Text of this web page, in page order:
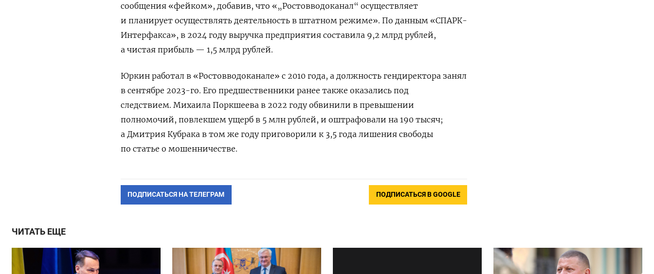
сообщения «фейком», добавив, что «„Ростовводоканал“ осуществляет
и планирует осуществлять деятельность в штатном режиме». По данным «СПАРК-
Интерфакса», в 2024 году выручка предприятия составила 9,2 млрд рублей,
а чистая прибыль — 1,5 млрд рублей.
Юркин работал в «Ростовводоканале» с 2010 года, а должность гендиректора занял
в сентябре 2023-го. Его предшественники ранее также оказались под
следствием. Михаила Поркшеева в 2022 году обвинили в превышении
полномочий, повлекшем ущерб в 5 млн рублей, и оштрафовали на 190 тысяч;
а Дмитрия Кубрака в том же году приговорили к 3,5 года лишения свободы
по статье о мошенничестве.
ПОДПИСАТЬСЯ НА ТЕЛЕГРАМ ПОДПИСАТЬСЯ В GOOGLE
ЧИТАТЬ ЕЩЕ